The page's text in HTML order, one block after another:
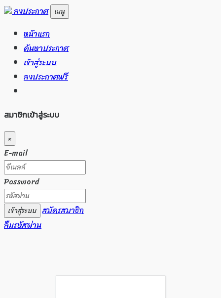
ลงประกาศ เมนู
หน้าแรก
ค้นหาประกาศ
เข้าสู่ระบบ
ลงประกาศฟรี
สมาชิกเข้าสู่ระบบ
×
E-mail
Password
เข้าสู่ระบบ สมัครสมาชิก
ลืมรหัสผ่าน